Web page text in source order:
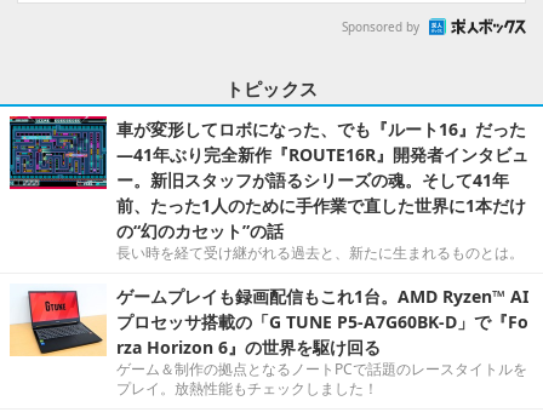
Sponsored by
トピックス
車が変形してロボになった、でも『ルート16』だった
―41年ぶり完全新作『ROUTE16R』開発者インタビュ
ー。新旧スタッフが語るシリーズの魂。そして41年
前、たった1人のために手作業で直した世界に1本だけ
の“幻のカセット”の話
長い時を経て受け継がれる過去と、新たに生まれるものとは。
ゲームプレイも録画配信もこれ1台。AMD Ryzen™ AI
プロセッサ搭載の「G TUNE P5-A7G60BK-D」で『Fo
rza Horizon 6』の世界を駆け回る
ゲーム＆制作の拠点となるノートPCで話題のレースタイトルを
プレイ。放熱性能もチェックしました！